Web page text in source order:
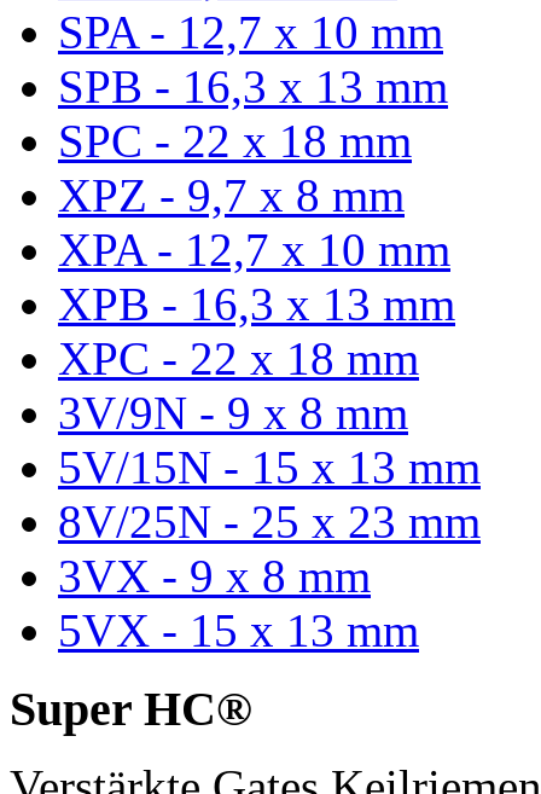
SPA - 12,7 x 10 mm
SPB - 16,3 x 13 mm
SPC - 22 x 18 mm
XPZ - 9,7 x 8 mm
XPA - 12,7 x 10 mm
XPB - 16,3 x 13 mm
XPC - 22 x 18 mm
3V/9N - 9 x 8 mm
5V/15N - 15 x 13 mm
8V/25N - 25 x 23 mm
3VX - 9 x 8 mm
5VX - 15 x 13 mm
Super HC®